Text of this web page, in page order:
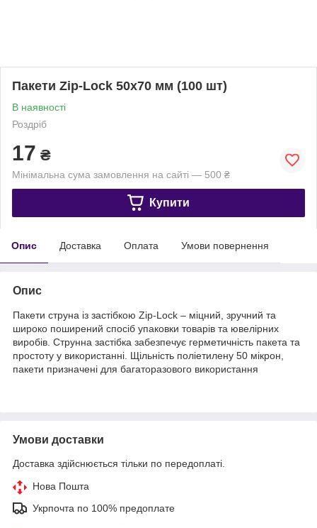
Пакети Zip-Lock 50х70 мм (100 шт)
В наявності
Роздріб
17 ₴
Мінімальна сума замовлення на сайті — 500 ₴
Купити
Опис Доставка Оплата Умови повернення
Опис
Пакети струна із застібкою Zip-Lock – міцний, зручний та
широко поширений спосіб упаковки товарів та ювелірних
виробів. Струнна застібка забезпечує герметичність пакета та
простоту у використанні. Щільність поліетилену 50 мікрон,
пакети призначені для багаторазового використання
Умови доставки
Доставка здійснюється тільки по передоплаті.
Нова Пошта
Укрпочта по 100% предоплате